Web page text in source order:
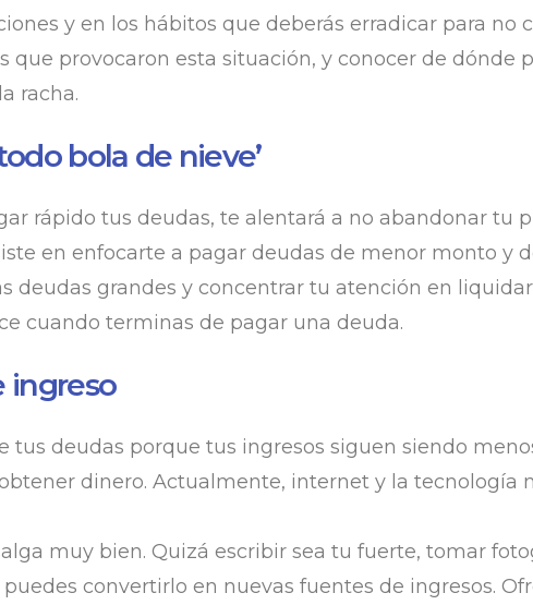
y en los hábitos que deberás erradicar para no
que provocaron esta situación, y conocer de
racha.
bola de nieve’
rápido tus deudas, te alentará a no abandonar tu
en enfocarte a pagar deudas de menor monto y
deudas grandes y concentrar tu atención en
cuando terminas de pagar una deuda.
ingreso
deudas porque tus ingresos siguen siendo
dinero. Actualmente, internet y la tecnología
muy bien. Quizá escribir sea tu fuerte, tomar
convertirlo en nuevas fuentes de ingresos.